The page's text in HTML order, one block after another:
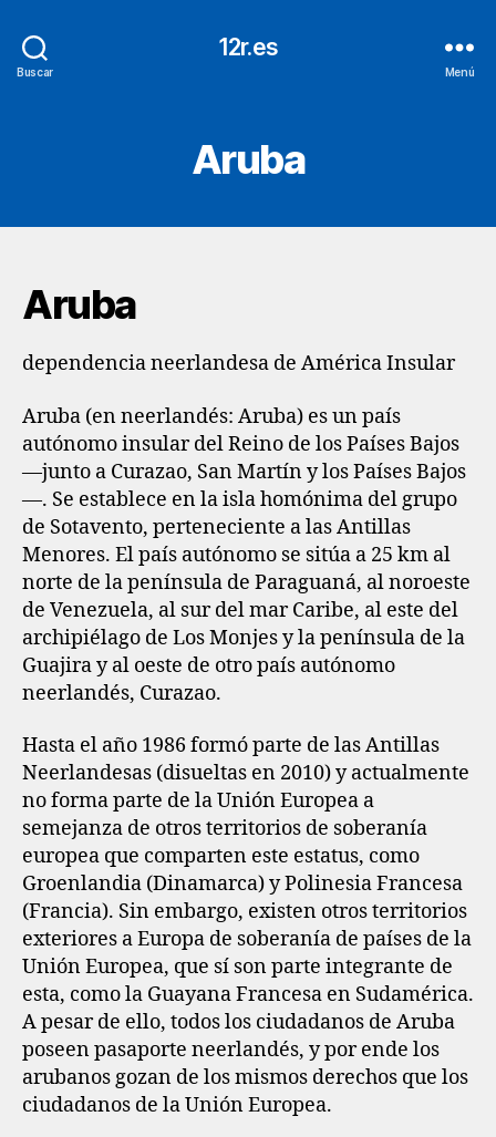
Buscar
12r.es
Menú
Aruba
Aruba
dependencia neerlandesa de América Insular
Aruba (en neerlandés: Aruba) es un país
autónomo​ insular del Reino de los Países Bajos
—junto a Curazao, San Martín y los Países Bajos
—. Se establece en la isla homónima del grupo
de Sotavento, perteneciente a las Antillas
Menores. El país autónomo se sitúa a 25 km al
norte de la península de Paraguaná, al noroeste
de Venezuela, al sur del mar Caribe, al este del
archipiélago de Los Monjes y la península de la
Guajira y al oeste de otro país autónomo
neerlandés, Curazao.
Hasta el año 1986 formó parte de las Antillas
Neerlandesas (disueltas en 2010) y actualmente
no forma parte de la Unión Europea a
semejanza de otros territorios de soberanía
europea que comparten este estatus, como
Groenlandia (Dinamarca) y Polinesia Francesa
(Francia). Sin embargo, existen otros territorios
exteriores a Europa de soberanía de países de la
Unión Europea, que sí son parte integrante de
esta, como la Guayana Francesa en Sudamérica.
A pesar de ello, todos los ciudadanos de Aruba
poseen pasaporte neerlandés, y por ende los
arubanos gozan de los mismos derechos que los
ciudadanos de la Unión Europea.